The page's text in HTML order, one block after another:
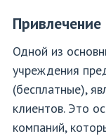
Одной из
учреждения
(бесплатные),
клиентов. Это
компаний,